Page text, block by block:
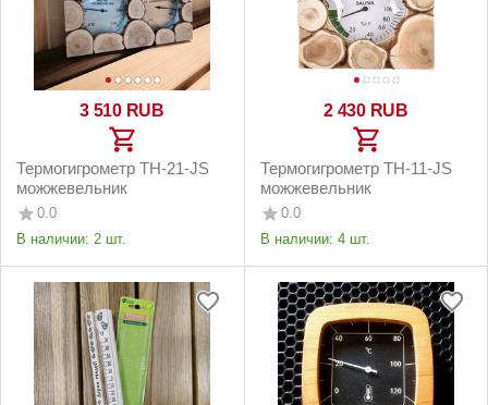
3 510 RUB
Термогигрометр ТН-21-JS
можжевельник
0.0
В наличии: 2 шт.
2 430 RUB
Термогигрометр ТН-11-JS
можжевельник
0.0
В наличии: 4 шт.